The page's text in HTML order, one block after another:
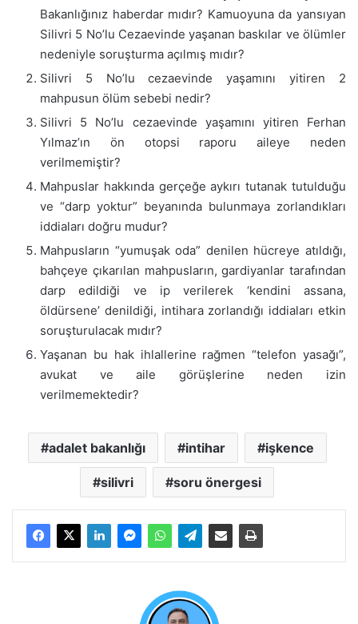
Bakanlığınız haberdar mıdır? Kamuoyuna da yansıyan
Silivri 5 No’lu Cezaevinde yaşanan baskılar ve ölümler
nedeniyle soruşturma açılmış mıdır?
Silivri 5 No’lu cezaevinde yaşamını yitiren 2
mahpusun ölüm sebebi nedir?
Silivri 5 No’lu cezaevinde yaşamını yitiren Ferhan
Yılmaz’ın ön otopsi raporu aileye neden
verilmemiştir?
Mahpuslar hakkında gerçeğe aykırı tutanak tutulduğu
ve “darp yoktur” beyanında bulunmaya zorlandıkları
iddiaları doğru mudur?
Mahpusların “yumuşak oda” denilen hücreye atıldığı,
bahçeye çıkarılan mahpusların, gardiyanlar tarafından
darp edildiği ve ip verilerek ‘kendini assana,
öldürsene’ denildiği, intihara zorlandığı iddiaları etkin
soruşturulacak mıdır?
Yaşanan bu hak ihlallerine rağmen “telefon yasağı”,
avukat ve aile görüşlerine neden izin
verilmemektedir?
adalet bakanlığı intihar işkence
silivri soru önergesi